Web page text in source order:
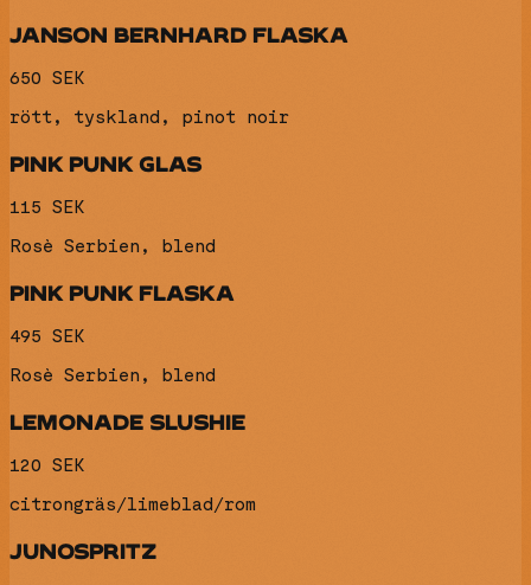
JANSON BERNHARD FLASKA
650 SEK
rött, tyskland, pinot noir
PINK PUNK GLAS
115 SEK
Rosè Serbien, blend
PINK PUNK FLASKA
495 SEK
Rosè Serbien, blend
LEMONADE SLUSHIE
120 SEK
citrongräs/limeblad/rom
JUNOSPRITZ